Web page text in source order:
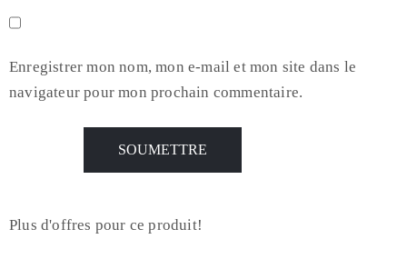
Enregistrer mon nom, mon e-mail et mon site dans le
navigateur pour mon prochain commentaire.
Plus d'offres pour ce produit!